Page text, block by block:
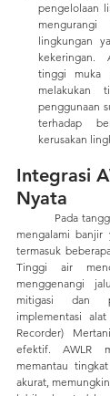
pengelolaan
lingkungan
kekeringan.
tinggi muka
melakukan
penggunaan
terhadap
kerusakan
Integrasi
Nyata
mengalami banjir
termasuk
Tinggi air
menggenangi
mitigasi dan
implementasi
Recorder)
efektif. AWLR
memantau
akurat,